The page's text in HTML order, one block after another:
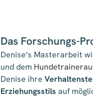
Das Forschungs-
Denise‘s Masterarbeit
und dem
Denise ihre
Erziehungsstils auf